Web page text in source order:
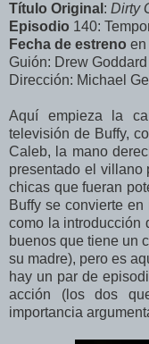
Título Original : Dirty
Episodio 140:
Fecha de estreno en
Guión: Drew Goddard
Dirección: Michael
Aquí empieza la
televisión de Buffy,
Caleb, la mano
presentado el villano
chicas que fueran
Buffy se convierte
como la introducción
buenos que tiene un
su madre), pero es
hay un par de
acción (los dos
importancia